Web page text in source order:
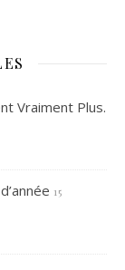
Vraiment Plus.
15